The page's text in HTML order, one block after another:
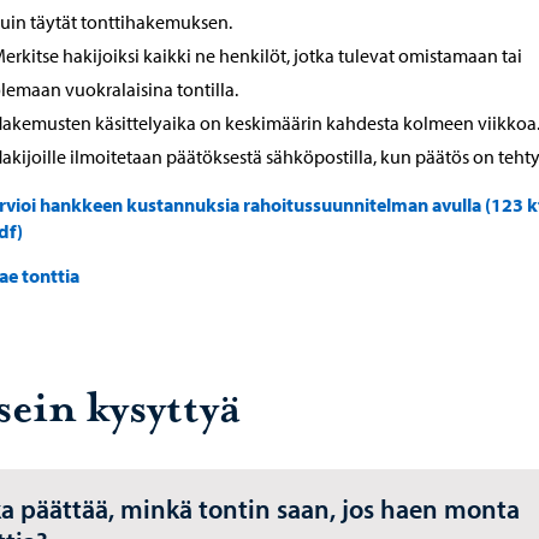
täytät tonttihakemuksen.
hakijoiksi kaikki ne henkilöt, jotka tulevat omistamaan tai
vuokralaisina tontilla.
käsittelyaika on keskimäärin kahdesta kolmeen viikkoa.
ilmoitetaan päätöksestä sähköpostilla, kun päätös on
hankkeen kustannuksia rahoitussuunnitelman avulla (123
tonttia
kysyttyä
päättää, minkä tontin saan, jos haen monta